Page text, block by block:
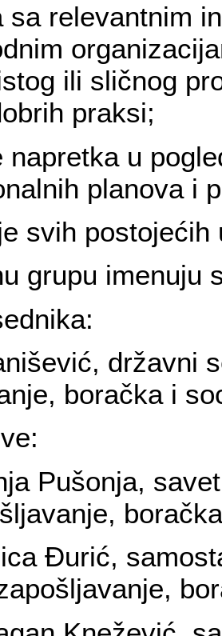
sa relevantnim
ili sličnog
praksi;
napretka u
planova i
svih postojećih
grupu imenuju
državni
boračka i
Pušonja,
Đurić,